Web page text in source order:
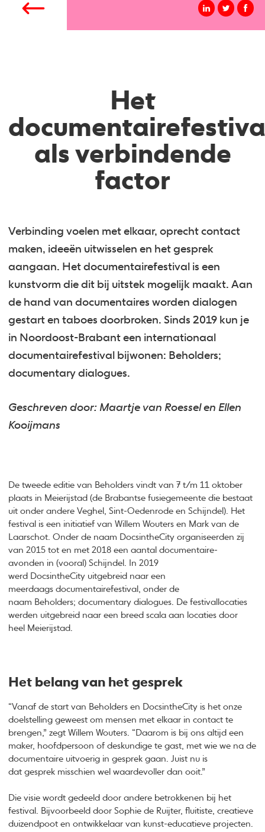
Het
als verbindende
factor
Verbinding voelen met elkaar, oprecht contact
maken, ideeën uitwisselen en het gesprek
aangaan. Het documentairefestival is een
kunstvorm die dit bij uitstek mogelijk maakt. Aan
de hand van documentaires worden dialogen
gestart en taboes doorbroken. Sinds 2019 kun je
in Noordoost-Brabant een internationaal
documentairefestival bijwonen: Beholders;
documentary dialogues.
Geschreven door: Maartje van Roessel en Ellen
Kooijmans
De tweede editie van Beholders vindt van 7 t/m 11 oktober
plaats in Meierijstad (de Brabantse fusiegemeente die bestaat
uit onder andere Veghel, Sint-Oedenrode en Schijndel). Het
festival is een initiatief van Willem Wouters en Mark van de
Laarschot. Onder de naam DocsintheCity organiseerden zij
van 2015 tot en met 2018 een aantal documentaire-
avonden in (vooral) Schijndel. In 2019
werd DocsintheCity uitgebreid naar een
meerdaags documentairefestival, onder de
naam Beholders; documentary dialogues. De festivallocaties
werden uitgebreid naar een breed scala aan locaties door
heel Meierijstad.
Het belang van het gesprek
“Vanaf de start van Beholders en DocsintheCity is het onze
doelstelling geweest om mensen met elkaar in contact te
brengen,” zegt Willem Wouters. “Daarom is bij ons altijd een
maker, hoofdpersoon of deskundige te gast, met wie we na de
documentaire uitvoerig in gesprek gaan. Juist nu is
dat gesprek misschien wel waardevoller dan ooit.”
Die visie wordt gedeeld door andere betrokkenen bij het
festival. Bijvoorbeeld door Sophie de Ruijter, fluitiste, creatieve
duizendpoot en ontwikkelaar van kunst-educatieve projecten.